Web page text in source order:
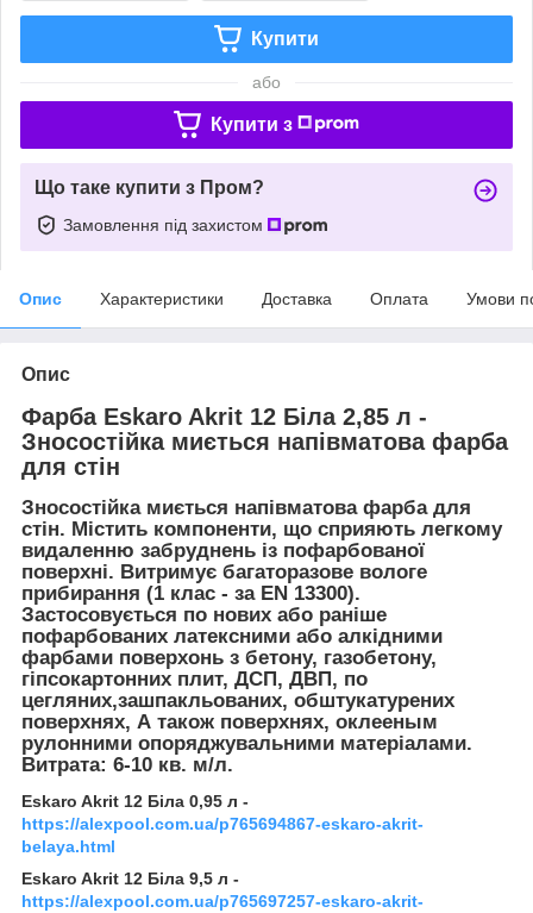
Купити
або
Купити з
Що таке купити з Пром?
Замовлення під захистом
Опис Характеристики Доставка Оплата Умови
Опис
Фарба Eskaro Akrit 12 Біла 2,85 л -
Зносостійка миється напівматова фарба
для стін
Зносостійка миється напівматова фарба для
стін. Містить компоненти, що сприяють легкому
видаленню забруднень із пофарбованої
поверхні. Витримує багаторазове вологе
прибирання (1 клас - за EN 13300).
Застосовується по нових або раніше
пофарбованих латексними або алкідними
фарбами поверхонь з бетону, газобетону,
гіпсокартонних плит, ДСП, ДВП, по
цегляних,зашпакльованих, обштукатурених
поверхнях, А також поверхнях, оклееным
рулонними опоряджувальними матеріалами.
Витрата: 6-10 кв. м/л.
Eskaro Akrit 12 Біла 0,95 л -
https://alexpool.com.ua/p765694867-eskaro-akrit-
belaya.html
Eskaro Akrit 12 Біла 9,5 л -
https://alexpool.com.ua/p765697257-eskaro-akrit-